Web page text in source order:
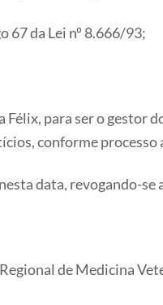
67 da Lei nº 8.666/93;
Félix, para ser o
conforme
data, revogando-se
de Medicina